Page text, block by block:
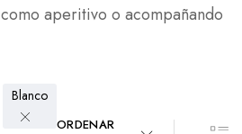
aperitivo o acompañando
Blanco
ORDENAR